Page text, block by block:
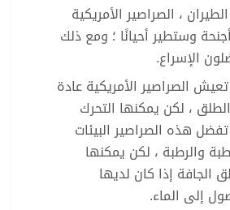
، الصراصير الأمريكية
وستطير أحيانًا ؛ ومع ذلك
الإسراع.
الصراصير الأمريكية عادة
، لكن يمكنها التحرك
هذه الصراصير البيئات
والرطبة ، لكن يمكنها
الجافة إذا كان لديها
إلى الماء.